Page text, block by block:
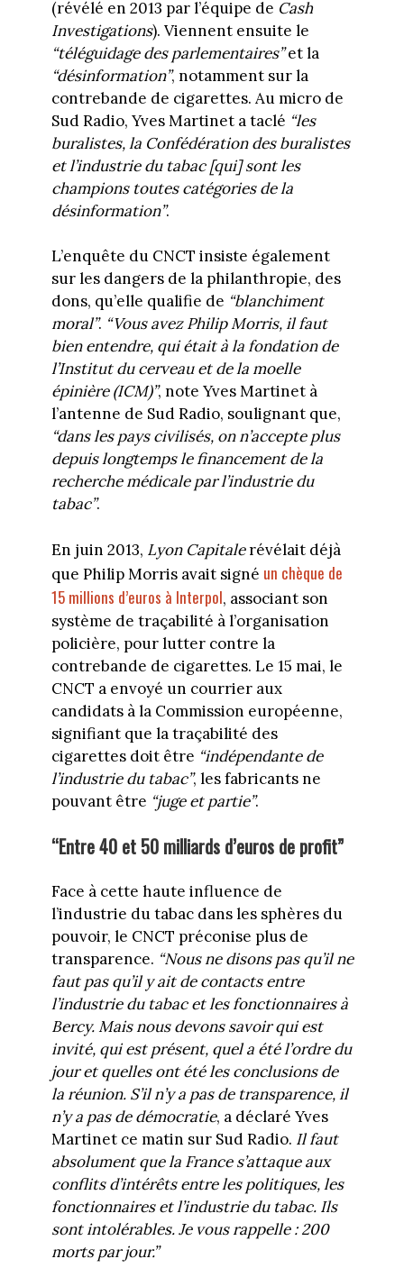
(révélé en 2013 par l’équipe de Cash
Investigations). Viennent ensuite le
“téléguidage des parlementaires”et la
“désinformation”, notamment sur la
contrebande de cigarettes. Au micro de
Sud Radio, Yves Martinet a taclé “les
buralistes, la Confédération des buralistes
et l’industrie du tabac [qui] sont les
champions toutes catégories de la
désinformation”.
L’enquête du CNCT insiste également
sur les dangers de la philanthropie, des
dons, qu’elle qualifie de “blanchiment
moral”. “Vous avez Philip Morris, il faut
bien entendre, qui était à la fondation de
l’Institut du cerveau et de la moelle
épinière (ICM)”, note Yves Martinet à
l’antenne de Sud Radio, soulignant que,
“dans les pays civilisés, on n’accepte plus
depuis longtemps le financement de la
recherche médicale par l’industrie du
tabac”.
En juin 2013, Lyon Capitalerévélait déjà
que Philip Morris avait signé un chèque de
15 millions d’euros à Interpol, associant son
système de traçabilité à l’organisation
policière, pour lutter contre la
contrebande de cigarettes. Le 15 mai, le
CNCT a envoyé un courrier aux
candidats à la Commission européenne,
signifiant que la traçabilité des
cigarettes doit être “indépendante de
l’industrie du tabac”, les fabricants ne
pouvant être “juge et partie”.
“Entre 40 et 50 milliards d’euros de profit”
Face à cette haute influence de
l’industrie du tabac dans les sphères du
pouvoir, le CNCT préconise plus de
transparence. “Nous ne disons pas qu’il ne
faut pas qu’il y ait de contacts entre
l’industrie du tabac et les fonctionnaires à
Bercy. Mais nous devons savoir qui est
invité, qui est présent, quel a été l’ordre du
jour et quelles ont été les conclusions de
la réunion. S’il n’y a pas de transparence, il
n’y a pas de démocratie, a déclaré Yves
Martinet ce matin sur Sud Radio. Il faut
absolument que la France s’attaque aux
conflits d’intérêts entre les politiques, les
fonctionnaires et l’industrie du tabac. Ils
sont intolérables. Je vous rappelle : 200
morts par jour.”